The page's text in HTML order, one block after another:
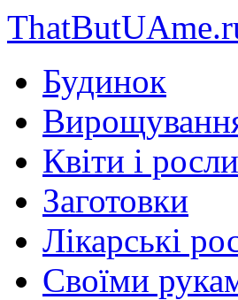
Будинок
Квіти і
Заготовки
Лікарські
Своїми